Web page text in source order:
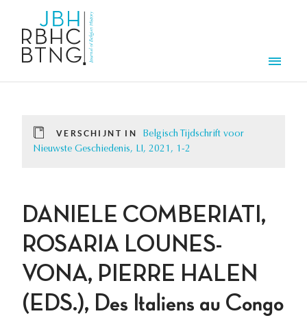
VERSCHIJNT IN
Belgisch Tijdschrift voor
Nieuwste Geschiedenis, LI, 2021, 1-2
DANIELE COMBERIATI,
ROSARIA LOUNES-
VONA, PIERRE HALEN
(EDS.), Des Italiens au Congo